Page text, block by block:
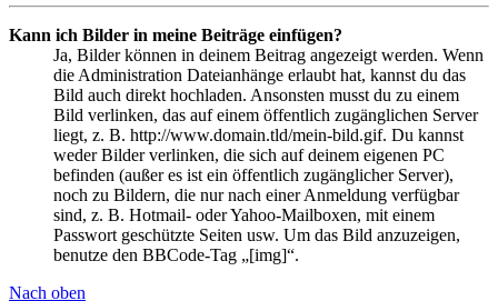
Kann ich Bilder in meine Beiträge einfügen?
Ja, Bilder können in deinem Beitrag angezeigt werden. Wenn
die Administration Dateianhänge erlaubt hat, kannst du das
Bild auch direkt hochladen. Ansonsten musst du zu einem
Bild verlinken, das auf einem öffentlich zugänglichen Server
liegt, z. B. http://www.domain.tld/mein-bild.gif. Du kannst
weder Bilder verlinken, die sich auf deinem eigenen PC
befinden (außer es ist ein öffentlich zugänglicher Server),
noch zu Bildern, die nur nach einer Anmeldung verfügbar
sind, z. B. Hotmail- oder Yahoo-Mailboxen, mit einem
Passwort geschützte Seiten usw. Um das Bild anzuzeigen,
benutze den BBCode-Tag „[img]“.
Nach oben